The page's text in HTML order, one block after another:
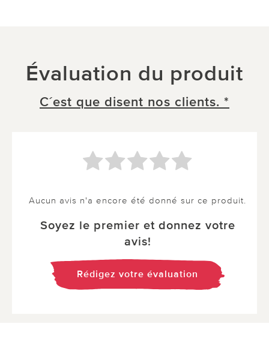
Évaluation du produit
C´est que disent nos clients. *
Aucun avis n'a encore été donné sur ce produit.
Soyez le premier et donnez votre
avis!
Rédigez votre évaluation